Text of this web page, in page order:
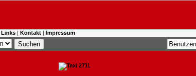
Links | Kontakt | Impressum